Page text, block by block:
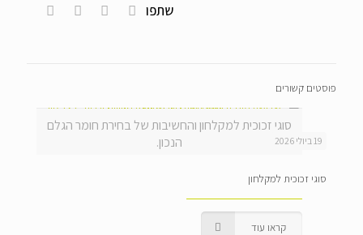
שתפו
פוסטים קשורים
סוגי זכוכית למקלחון והחשיבות של בחירת חומר הגלם
הנכון.
19 ביולי 2026
סוגי זכוכית למקלחון
קראו עוד